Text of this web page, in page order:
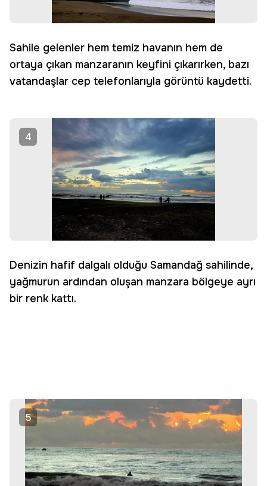
Sahile gelenler hem temiz havanın hem de
ortaya çıkan manzaranın keyfini çıkarırken, bazı
vatandaşlar cep telefonlarıyla görüntü kaydetti.
4
Denizin hafif dalgalı olduğu Samandağ sahilinde,
yağmurun ardından oluşan manzara bölgeye ayrı
bir renk kattı.
5